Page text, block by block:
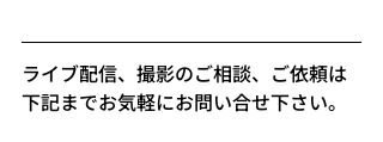
ライブ配信、撮影のご相談、ご依頼は
下記までお気軽にお問い合せ下さい。